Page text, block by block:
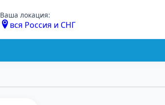
Ваша локация:
вся Россия и СНГ